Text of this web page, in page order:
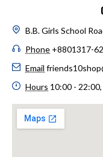
B.B. Girls School
Phone +8801317-
Email
Hours 10:00 -